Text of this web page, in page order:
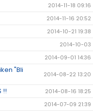
2014-11-18 09:16
2014-11-16 20:52
2014-10-21 19:38
2014-10-03
2014-09-01 14:36
"Bli
2014-08-22 13:20
!! 2014-08-16 18:25
2014-07-09 21:39